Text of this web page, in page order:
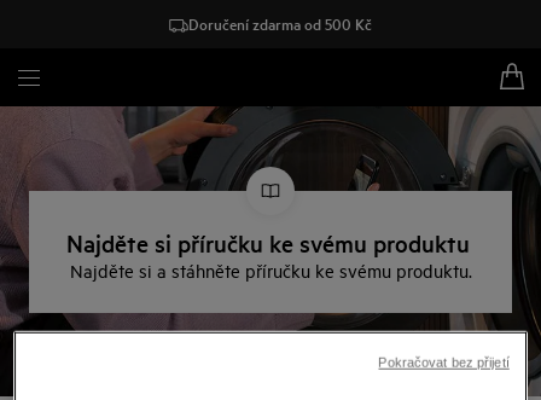
Doručení zdarma od 500 Kč
Najděte si příručku ke svému produktu
Najděte si a stáhněte příručku ke svému produktu.
Pokračovat bez přijetí